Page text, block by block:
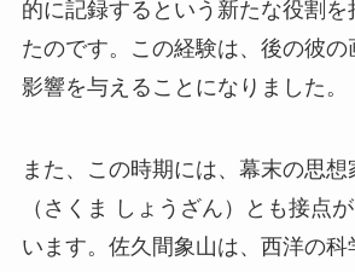
的に記録するという新たな役割を
たのです。この経験は、後の彼の
影響を与えることになりました。
また、この時期には、幕末の思想
（さくま しょうざん）とも接点
います。佐久間象山は、西洋の科